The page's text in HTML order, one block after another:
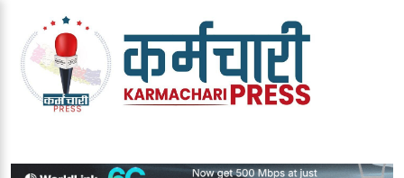
content